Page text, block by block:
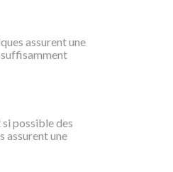
assurent une
possible des
assurent une